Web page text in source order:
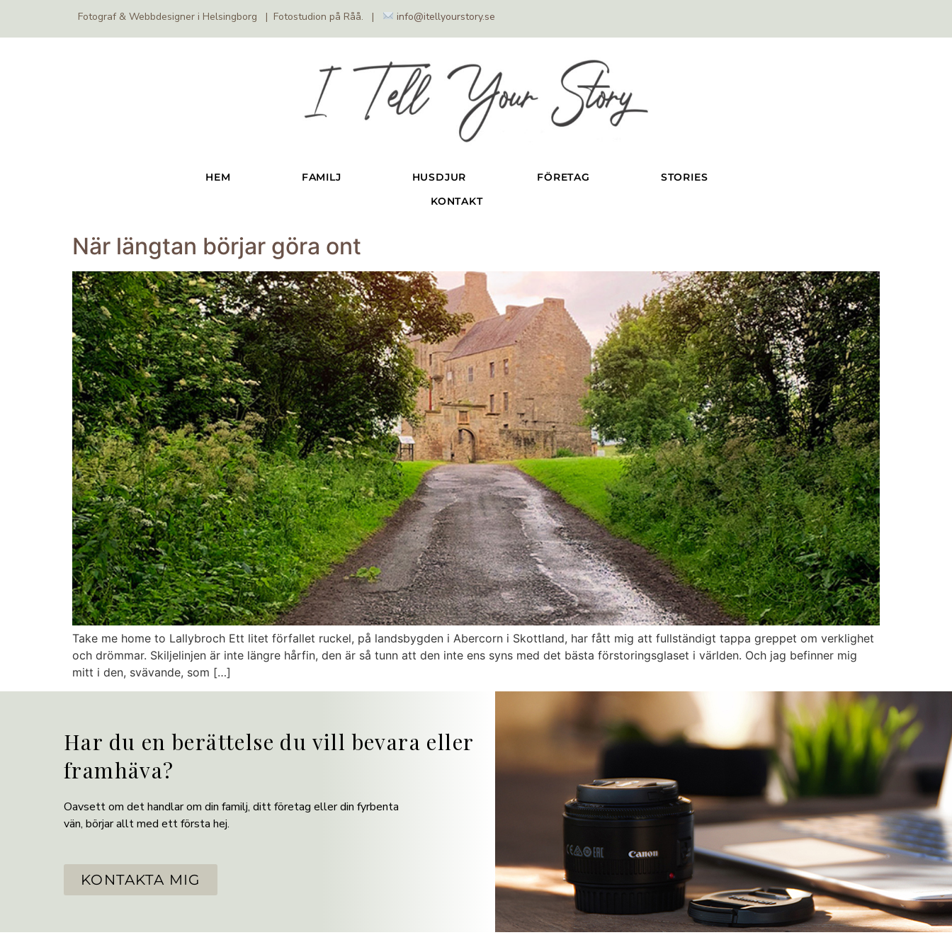
Fotograf & Webbdesigner i Helsingborg | Fotostudion på Råå. | info@itellyourstory.se
HEM FAMILJ HUSDJUR FÖRETAG
STORIES
KONTAKT
När längtan börjar göra ont
Take me home to Lallybroch Ett litet förfallet ruckel, på landsbygden i Abercorn i Skottland, har fått mig att fullständigt tappa greppet om verklighet
och drömmar. Skiljelinjen är inte längre hårfin, den är så tunn att den inte ens syns med det bästa förstoringsglaset i världen. Och jag befinner mig
mitt i den, svävande, som […]
Har du en berättelse du vill bevara eller
framhäva?
Oavsett om det handlar om din familj, ditt företag eller din fyrbenta
vän, börjar allt med ett första hej.
KONTAKTA MIG